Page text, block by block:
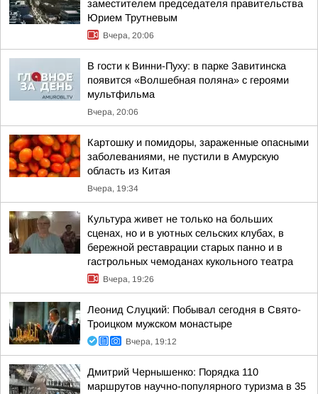
заместителем председателя правительства
Юрием Трутневым
Вчера, 20:06
В гости к Винни-Пуху: в парке Завитинска
появится «Волшебная поляна» с героями
мультфильма
Вчера, 20:06
Картошку и помидоры, зараженные опасными
заболеваниями, не пустили в Амурскую
область из Китая
Вчера, 19:34
Культура живет не только на больших
сценах, но и в уютных сельских клубах, в
бережной реставрации старых панно и в
гастрольных чемоданах кукольного театра
Вчера, 19:26
Леонид Слуцкий: Побывал сегодня в Свято-
Троицком мужском монастыре
Вчера, 19:12
Дмитрий Чернышенко: Порядка 110
маршрутов научно-популярного туризма в 35